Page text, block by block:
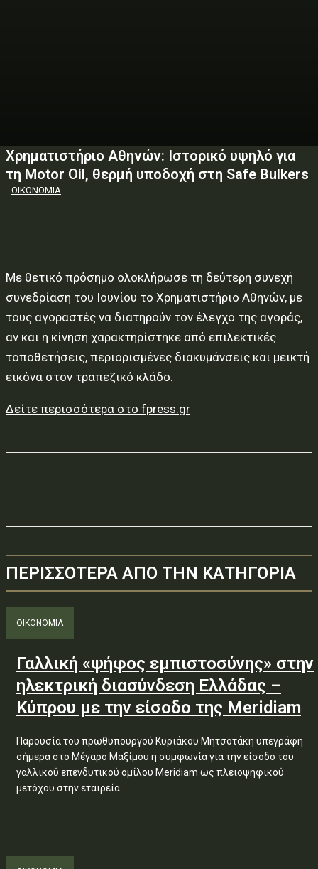
Χρηματιστήριο Αθηνών: Ιστορικό υψηλό για
τη Motor Oil, θερμή υποδοχή στη Safe Bulkers
ΟΙΚΟΝΟΜΙΑ
Με θετικό πρόσημο ολοκλήρωσε τη δεύτερη συνεχή
συνεδρίαση του Ιουνίου το Χρηματιστήριο Αθηνών, με
τους αγοραστές να διατηρούν τον έλεγχο της αγοράς,
αν και η κίνηση χαρακτηρίστηκε από επιλεκτικές
τοποθετήσεις, περιορισμένες διακυμάνσεις και μεικτή
εικόνα στον τραπεζικό κλάδο.
Δείτε περισσότερα στο fpress.gr
ΠΕΡΙΣΣΟΤΕΡΑ ΑΠΟ ΤΗΝ ΚΑΤΗΓΟΡΙΑ
ΟΙΚΟΝΟΜΙΑ
Γαλλική «ψήφος εμπιστοσύνης» στην
ηλεκτρική διασύνδεση Ελλάδας –
Κύπρου με την είσοδο της Meridiam
Παρουσία του πρωθυπουργού Κυριάκου Μητσοτάκη υπεγράφη
σήμερα στο Μέγαρο Μαξίμου η συμφωνία για την είσοδο του
γαλλικού επενδυτικού ομίλου Meridiam ως πλειοψηφικού
μετόχου στην εταιρεία...